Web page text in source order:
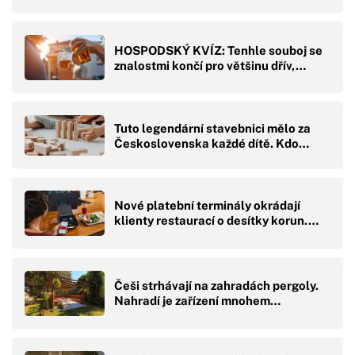
HOSPODSKÝ KVÍZ: Tenhle souboj se
znalostmi končí pro většinu dřív,…
Tuto legendární stavebnici mělo za
Československa každé dítě. Kdo…
Nové platební terminály okrádají
klienty restaurací o desítky korun.…
Češi strhávají na zahradách pergoly.
Nahradí je zařízení mnohem…